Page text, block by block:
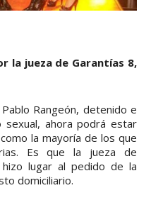
la jueza de Garantías 8,
Rangeón, detenido e
ahora podrá estar
la mayoría de los que
Es que la jueza de
hizo lugar al pedido de la
domiciliario.